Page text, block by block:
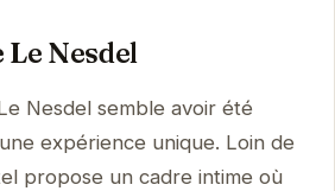
Nesdel
Nesdel semble avoir été
expérience unique. Loin de
propose un cadre intime où